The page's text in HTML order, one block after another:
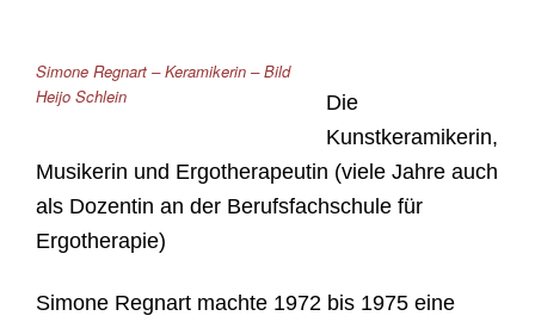
Simone Regnart – Keramikerin – Bild
Heijo Schlein
Die
Kunstkeramikerin,
Musikerin und Ergotherapeutin (viele Jahre auch
als Dozentin an der Berufsfachschule für
Ergotherapie)
Simone Regnart machte 1972 bis 1975 eine